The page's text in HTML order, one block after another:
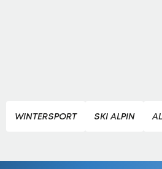
WINTERSPORT SKI ALPIN